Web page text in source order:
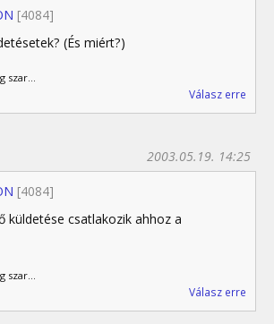
[4084]
(És miért?)
szar...
Válasz erre
[4084]
2003.05.19. 14:25
küldetése csatlakozik ahhoz a
Válasz erre